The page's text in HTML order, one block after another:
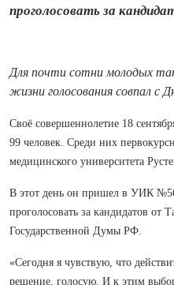
проголосовать за
Для почти сотни молодых
жизни голосования совпал с
Своё совершеннолетие 18
99 человек. Среди них
медицинского университета
В этот день он пришел в УИК
проголосовать за кандидатов от
Государственной Думы РФ.
«Сегодня я чувствую, что
решение, голосую. И к этим